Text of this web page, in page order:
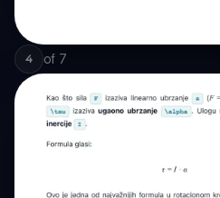
4 of 7